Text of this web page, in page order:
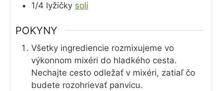
1/4 lyžičky soli
POKYNY
Všetky ingrediencie rozmixujeme vo
výkonnom mixéri do hladkého cesta.
Nechajte cesto odležať v mixéri, zatiaľ čo
budete rozohrievať panvicu.